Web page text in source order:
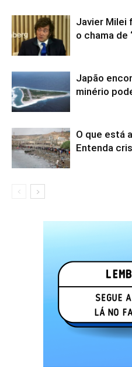
Javier Milei
o chama de
Japão
minério
O que está
Entenda